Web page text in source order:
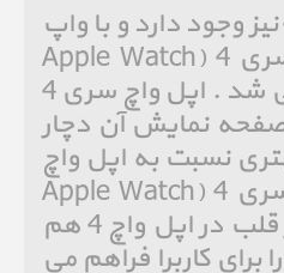
اپل واچ نایکی پلاس (Apple Watch Nike ) در سری 4 نیز وجود دارد و با واپ
فیس های جدید نایکی عرضه می شود. اپل واچ سری 4 (Apple Watch
Series 4) در تاریخ 12 سپتامبر 2018 توسط اپل معرفی شد . اپل واچ سری 4
صفحه نمایش آن دچار
نسبت به اپل واچ
سری 3 دارد . همچنین Digital Crown در اپل واچ سری 4 (Apple Watch
Series 4) بسیار پیرفته تر از قبل شده است. سنسور قلب در اپل واچ 4 هم
کاربرا فراهم می